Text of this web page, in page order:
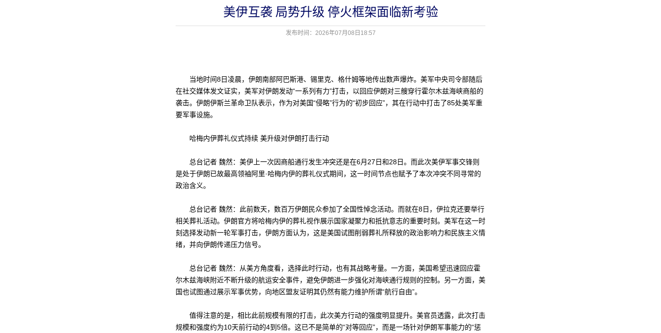
美伊互袭 局势升级 停火框架面临新考验
发布时间：2026年07月08日18:57
当地时间8日凌晨，伊朗南部阿巴斯港、锡里克、格什姆等地传出数声爆炸。美军中央司令部随后
在社交媒体发文证实，美军对伊朗发动“一系列有力”打击，以回应伊朗对三艘穿行霍尔木兹海峡商船的
袭击。伊朗伊斯兰革命卫队表示，作为对美国“侵略”行为的“初步回应”，其在行动中打击了85处美军重
要军事设施。
哈梅内伊葬礼仪式持续 美升级对伊朗打击行动
总台记者 魏然：美伊上一次因商船通行发生冲突还是在6月27日和28日。而此次美伊军事交锋则
是处于伊朗已故最高领袖阿里·哈梅内伊的葬礼仪式期间，这一时间节点也赋予了本次冲突不同寻常的
政治含义。
总台记者 魏然：此前数天，数百万伊朗民众参加了全国性悼念活动。而就在8日，伊拉克还要举行
相关葬礼活动。伊朗官方将哈梅内伊的葬礼视作展示国家凝聚力和抵抗意志的重要时刻。美军在这一时
刻选择发动新一轮军事打击，伊朗方面认为，这是美国试图削弱葬礼所释放的政治影响力和民族主义情
绪，并向伊朗传递压力信号。
总台记者 魏然：从美方角度看，选择此时行动，也有其战略考量。一方面，美国希望迅速回应霍
尔木兹海峡附近不断升级的航运安全事件，避免伊朗进一步强化对海峡通行规则的控制。另一方面，美
国也试图通过展示军事优势，向地区盟友证明其仍然有能力维护所谓“航行自由”。
值得注意的是，相比此前规模有限的打击，此次美方行动的强度明显提升。美官员透露，此次打击
规模和强度约为10天前行动的4到5倍。这已不是简单的“对等回应”，而是一场针对伊朗军事能力的“惩